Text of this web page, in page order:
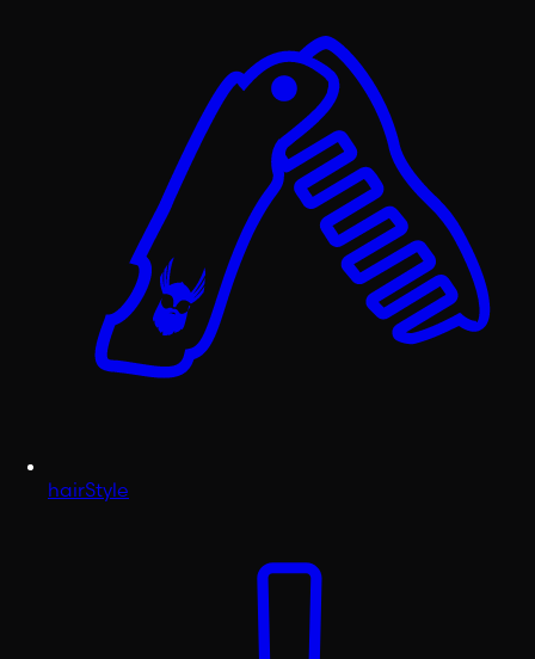
hairStyle